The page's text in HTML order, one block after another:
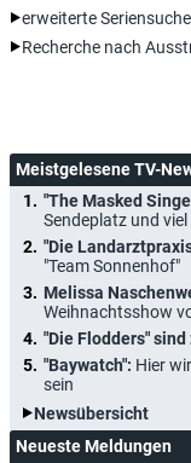
erweiterte Seriensuche
Recherche nach
Meistgelesene TV-
"The Masked
Sendeplatz und
"Die
"Team Sonnenhof"
Melissa
Weihnachtsshow
"Die Flodders" sind
"Baywatch": Hier
sein
Newsübersicht
Neueste Meldungen